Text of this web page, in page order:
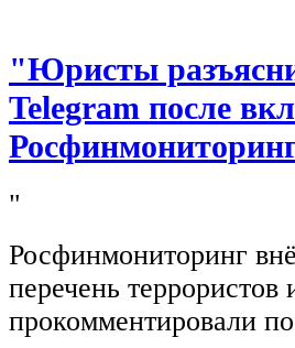
"Юристы
Telegram после
"
Росфинмониторинг
перечень
прокомментировали